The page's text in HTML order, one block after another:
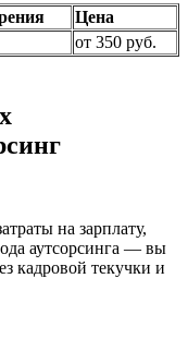
Цена
от 350 руб.
на зарплату,
аутсорсинга — вы
кадровой текучки и